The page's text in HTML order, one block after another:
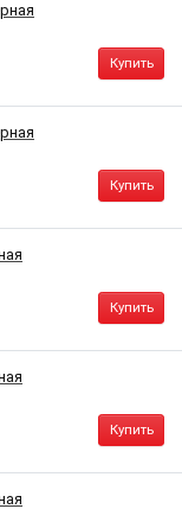
Купить
Купить
Купить
Купить